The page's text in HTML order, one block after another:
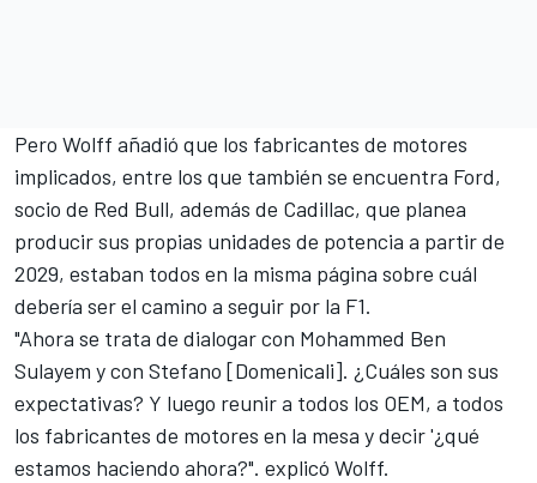
Pero Wolff añadió que los fabricantes de motores
implicados, entre los que también se encuentra Ford,
socio de Red Bull, además de Cadillac, que planea
producir sus propias unidades de potencia a partir de
2029, estaban todos en la misma página sobre cuál
debería ser el camino a seguir por la F1.
"Ahora se trata de dialogar con Mohammed Ben
Sulayem y con Stefano [Domenicali]. ¿Cuáles son sus
expectativas? Y luego reunir a todos los OEM, a todos
los fabricantes de motores en la mesa y decir '¿qué
estamos haciendo ahora?". explicó Wolff.